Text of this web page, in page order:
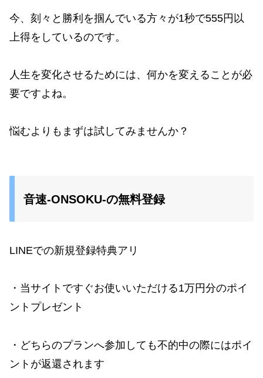
今、刻々と勝利を掴んでいる方々が1秒で555円以
上得をしているのです。
人生を変化させるためには、何かを変えることが必
要ですよね。
悩むよりもまずは試してみませんか？
音速-ONSOKU-の無料登録
LINEでの新規登録特典アリ
・当サイトですぐお使いいただける1万円分のポイ
ントプレゼント
・どちらのプランへ参加しても不的中の際にはポイ
ントが返還されます